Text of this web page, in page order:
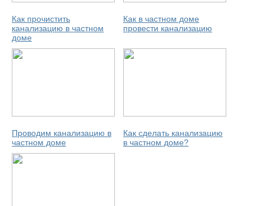
Как прочистить
канализацию в частном
доме
Как в частном доме
провести канализацию
Проводим канализацию в
частном доме
Как сделать канализацию
в частном доме?